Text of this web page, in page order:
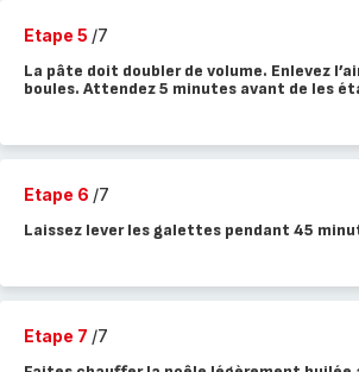
Etape 5 /7
La pâte doit doubler de volume. Enlevez
boules. Attendez 5 minutes avant de les
Etape 6 /7
Laissez lever les galettes pendant 45
Etape 7 /7